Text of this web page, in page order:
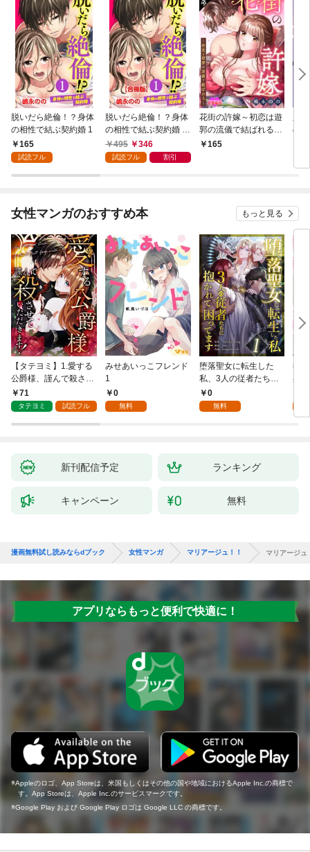
脱いだら絶倫！？身体
の相性で結ぶ契約婚 1
165
試読フル
脱いだら絶倫！？身体
の相性で結ぶ契約婚 合
冊版 1
495 346
試読フル 割引
花街の許嫁～初恋は遊
郭の流儀で結ばれる～
分冊版 1
165
の
女性マンガのおすすめ本 もっと見る
【タテヨミ】1.愛する
公爵様、謹んで殺させ
ていただきます！
71
タテヨミ 試読フル
みせあいっこフレンド
1
0
無料
堕落聖女に転生した
私、3人の従者たちに
抱かれて困ってます 第
1話
0
無料
授
身
新刊配信予定 ランキング
キャンペーン 無料
漫画無料試し読みならdブック 女性マンガ マリアージュ！！ マリアージュ
アプリならもっと便利で快適に！
Appleのロゴ、App Storeは、米国もしくはその他の国や地域におけるApple Inc.の商標で
す。App Storeは、Apple Inc.のサービスマークです。
Google Play および Google Play ロゴは Google LLC の商標です。